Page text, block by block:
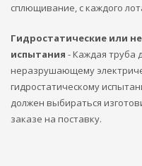
сплющивание, с каждого
Гидростатические или
испытания - Каждая труба
неразрушающему
гидростатическому
должен выбираться
заказе на поставку.